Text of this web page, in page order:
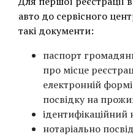
авто до сервісного
такі документи:
паспорт
про місце
електронній
посвідку на
нотаріально